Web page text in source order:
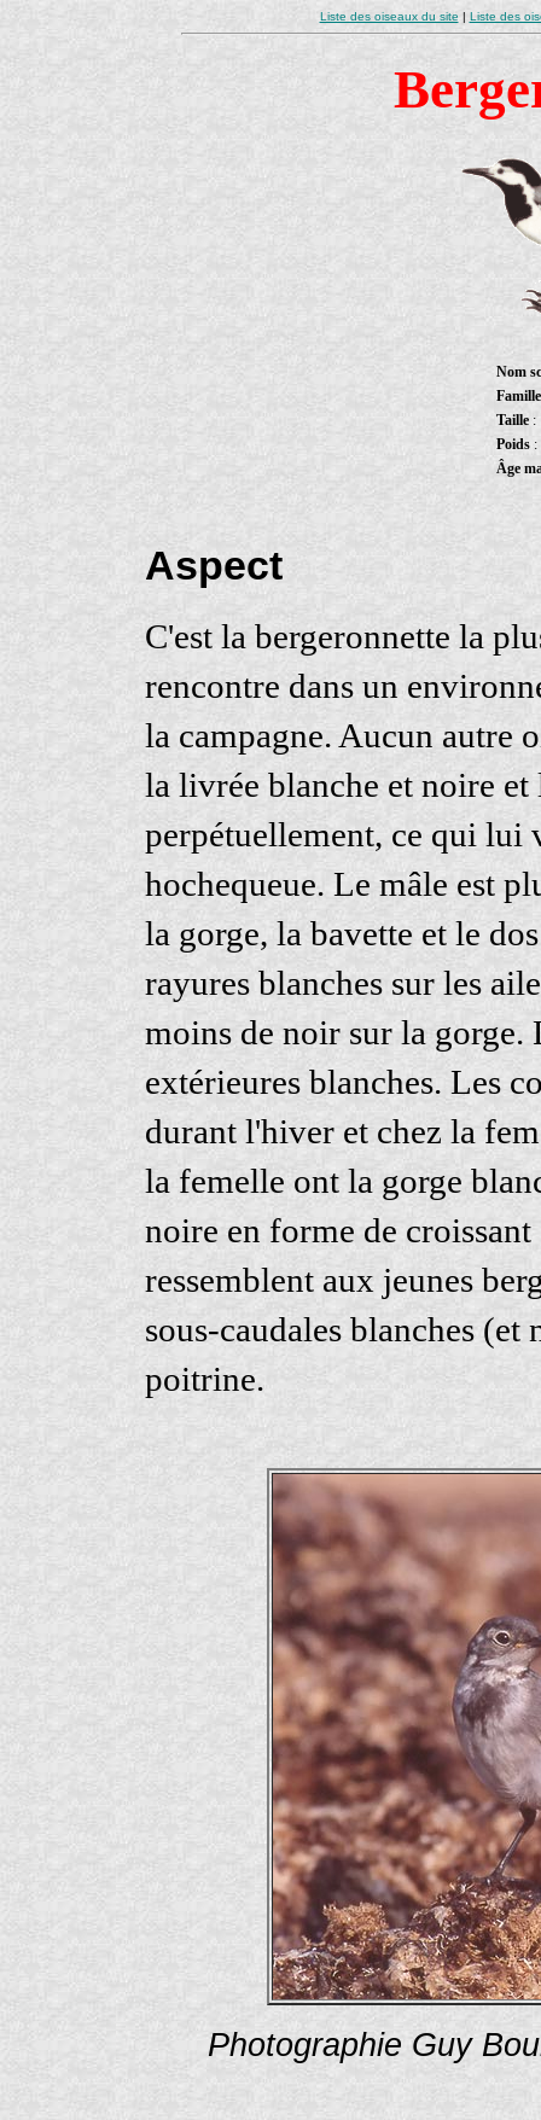
Liste des oiseaux du site | Liste des
Nom
Famille
Taille :
Poids :
Âge
Aspect
C'est la bergeronnette la
rencontre dans un
la campagne. Aucun autre
la livrée blanche et noire
perpétuellement, ce qui lui
hochequeue. Le mâle est
la gorge, la bavette et le
rayures blanches sur les
moins de noir sur la gorge.
extérieures blanches. Les
durant l'hiver et chez la
la femelle ont la gorge
noire en forme de
ressemblent aux jeunes
sous-caudales blanches (et
poitrine.
Photographie Guy